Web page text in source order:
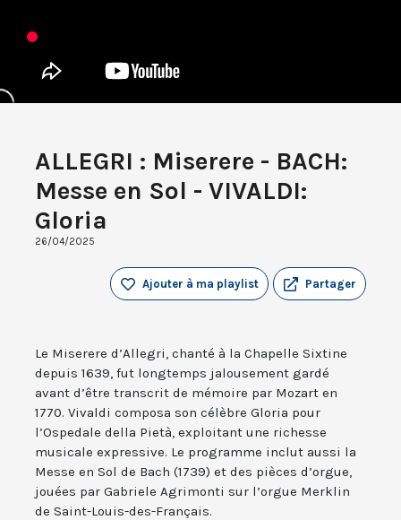
ALLEGRI : Miserere - BACH:
Messe en Sol - VIVALDI:
Gloria
26/04/2025
Partager
Ajouter à ma playlist
Le Miserere d’Allegri, chanté à la Chapelle Sixtine
depuis 1639, fut longtemps jalousement gardé
avant d’être transcrit de mémoire par Mozart en
1770. Vivaldi composa son célèbre Gloria pour
l’Ospedale della Pietà, exploitant une richesse
musicale expressive. Le programme inclut aussi la
Messe en Sol de Bach (1739) et des pièces d’orgue,
jouées par Gabriele Agrimonti sur l’orgue Merklin
de Saint-Louis-des-Français.